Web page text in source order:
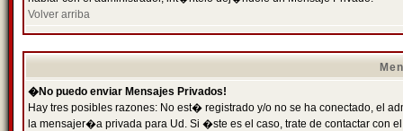
Volver arriba
�No puedo enviar Mensajes Privados!
Hay tres posibles razones: No est� registrado y/o no se ha conectado, el
la mensajer�a privada para Ud. Si �ste es el caso, trate de contactar con